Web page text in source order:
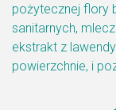
pożytecznej flory
sanitarnych,
ekstrakt z
powierzchnie, i